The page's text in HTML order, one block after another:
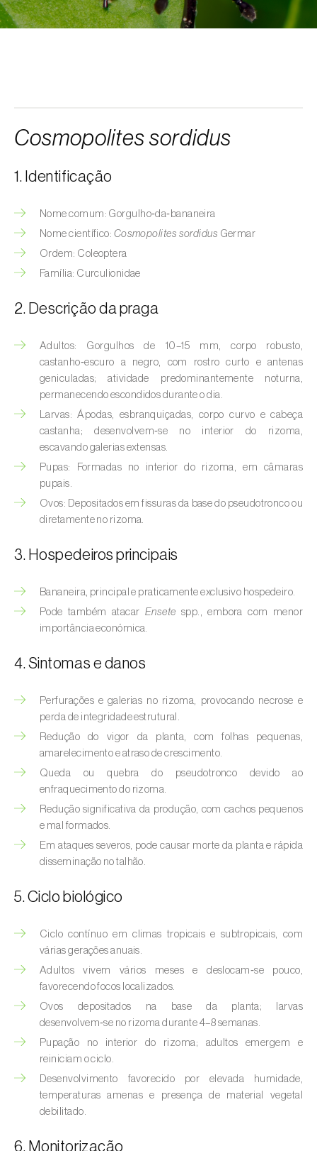
Afídeo-da-erva-maça (Rhopalosiphum
oxyacanthae)
Afídeo-das-hastes-da-roseira
(
Brachycaudus prunicola)
Afídeo-do-espinheiro (
Afídeo-farinhento-do-pessegueiro
Afídeo-lanígero-das-macieiras (Eriosoma
lanigerum )
Afídeo-negro-do-feijão (
Afídeo-negro-do-pessegueiro
Brachycaudus persicae
Afídeo-verde (
Afídeo-verde-da-ameixeira (
Afídeo-verde-da-amendoeira
Afídeo-verde-da-macieira (Aphis pomi)
spiraecola)
Alfinetes (Agriotes spp.)
Aranhiço-vermelho (Tetranychus urticae
Besouro‑verde‑das‑tílias (
Bichado-da-ameixeira (Grapholita (=Cydia)
funebrana)
Bichado-da-castanha-do-cedo (
splendana)
Bichado-da-castanha-intermédio (
fagiglandana)
Bichado-da-fruta ( Cydia pomonella)
Borboleta-branca-grande-da-couve (Pieris
brassicae )
Borboleta-branca-pequena-da-couve
Pieris rapae
Cosmopolites sordidus
1. Identificação
Nome comum: Gorgulho‑da‑bananeira
Nome científico: Cosmopolites sordidus Germar
Ordem: Coleoptera
Família: Curculionidae
2. Descrição da praga
Adultos: Gorgulhos de 10–15 mm, corpo robusto,
castanho‑escuro a negro, com rostro curto e antenas
geniculadas; atividade predominantemente noturna,
permanecendo escondidos durante o dia.
Larvas: Ápodas, esbranquiçadas, corpo curvo e cabeça
castanha; desenvolvem‑se no interior do rizoma,
escavando galerias extensas.
Pupas: Formadas no interior do rizoma, em câmaras
pupais.
Ovos: Depositados em fissuras da base do pseudotronco ou
diretamente no rizoma.
3. Hospedeiros principais
Bananeira, principal e praticamente exclusivo hospedeiro.
Pode também atacar Ensete spp., embora com menor
importância económica.
4. Sintomas e danos
Perfurações e galerias no rizoma, provocando necrose e
perda de integridade estrutural.
Redução do vigor da planta, com folhas pequenas,
amarelecimento e atraso de crescimento.
Queda ou quebra do pseudotronco devido ao
enfraquecimento do rizoma.
Redução significativa da produção, com cachos pequenos
e mal formados.
Em ataques severos, pode causar morte da planta e rápida
disseminação no talhão.
5. Ciclo biológico
Ciclo contínuo em climas tropicais e subtropicais, com
várias gerações anuais.
Adultos vivem vários meses e deslocam‑se pouco,
favorecendo focos localizados.
Ovos depositados na base da planta; larvas
desenvolvem‑se no rizoma durante 4–8 semanas.
Pupação no interior do rizoma; adultos emergem e
reiniciam o ciclo.
Desenvolvimento favorecido por elevada humidade,
temperaturas amenas e presença de material vegetal
debilitado.
6. Monitorização